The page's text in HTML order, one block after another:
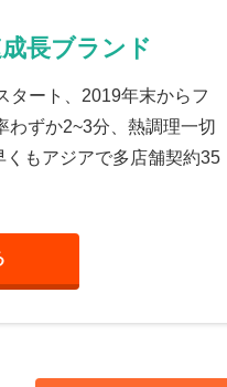
長ブランド
タート、2019年末からフ
わずか2~3分、熱調理一切
もアジアで多店舗契約35